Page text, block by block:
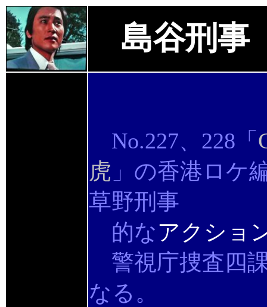
島谷刑事
No.227、228「
虎 」の香港ロケ
草野刑事
的なアクショ
警視庁捜査四
なる。